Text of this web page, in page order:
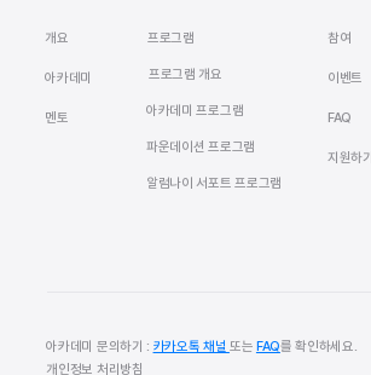
​개요
​아카데미
멘토
프로그램
프로그램 개요
아카데미 프로그램
​파운데이션 프로그램
알럼나이 서포트 프로그램
참여
이벤트
FAQ
지원하기
아카데미 문의하기 : 카카오톡 채널 또는 FAQ를 확인하세요.
개인정보 처리방침